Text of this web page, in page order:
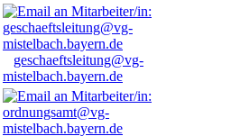
geschaeftsleitung@vg-
mistelbach.bayern.de